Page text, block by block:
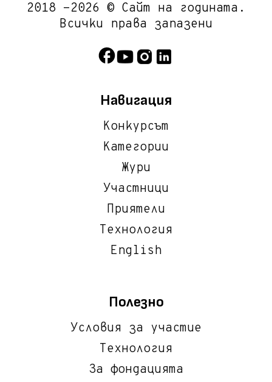
2018 -2026 © Сайт на годината.
Всички права запазени
Навигация
Конкурсът
Категории
Жури
Участници
Приятели
Технология
English
Полезно
Условия за участие
Технология
За фондацията